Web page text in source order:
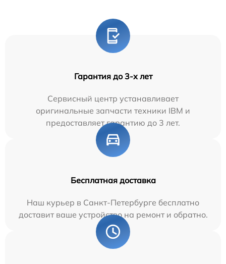
Гарантия до 3-х лет
Сервисный центр устанавливает
оригинальные запчасти техники IBM и
предоставляет гарантию до 3 лет.
Бесплатная доставка
Наш курьер в Санкт-Петербурге бесплатно
доставит ваше устройство на ремонт и обратно.